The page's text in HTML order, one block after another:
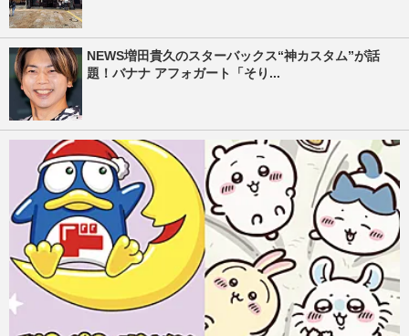
NEWS増田貴久のスターバックス“神カスタム”が話
題！バナナ アフォガート「そり...